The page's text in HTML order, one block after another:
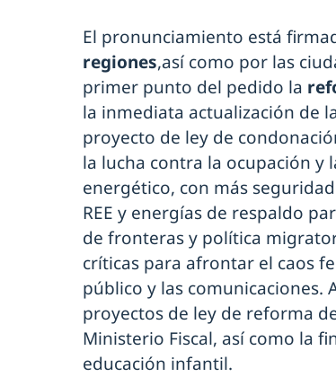
El pronunciamiento está
regiones,así como por las
primer punto del pedido la
la inmediata actualización de
proyecto de ley de
la lucha contra la ocupación y
energético, con más
REE y energías de respaldo
de fronteras y política
críticas para afrontar el caos
público y las comunicaciones.
proyectos de ley de reforma
Ministerio Fiscal, así como la
educación infantil.